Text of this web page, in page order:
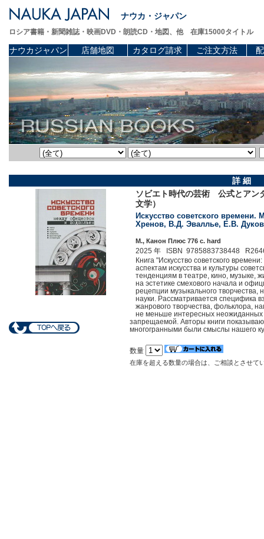
ナウカ・ジャパン
ロシア書籍・新聞雑誌・映画DVD・朗読CD・地図、他 在庫15000タイトル
ナウカジャパン 店舗地図 カタログ請求 ご注文方法
詳 細
ソビエト時代の芸術 公式とアン
文学）
Искусство советского
Хренов, В.Д. Эваллье, Е.В.
М., Канон Плюс 776 c. hard
2025 年 ISBN 9785883738448
Книга "Искусство советского
аспектам искусства и культуры
тенденциям в театре, кино, музыке,
на эстетике смехового начала и
рецепции музыкального творчества,
науки. Рассматривается специфика
жанрового творчества, фольклора,
не меньше интересных
запрещаемой. Авторы книги
многогранными были смыслы нашего
数量
在庫を超える数量の場合は、ご相談とさせて